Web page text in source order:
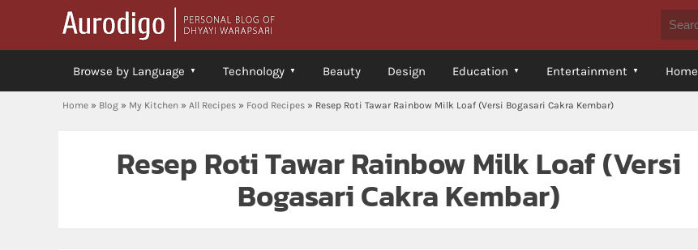
Browse by Language Technology Beauty Design Education Entertainment Home
Home » Blog » My Kitchen » All Recipes » Food Recipes » Resep Roti Tawar Rainbow Milk Loaf (Versi Bogasari Cakra Kembar)
Resep Roti Tawar Rainbow Milk Loaf (Versi
Bogasari Cakra Kembar)